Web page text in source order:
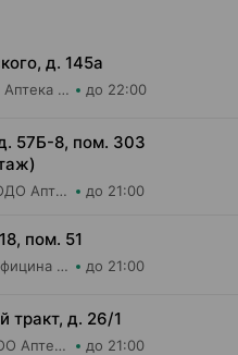
д. 145а
ФармОстров ООО Аптека №9 на Рокоссовского до 22:00
57Б-8, пом. 303
Доминантафарм ОДО Аптека №37 до 21:00
пом. 51
Ремедика Интерофицина Плюс ООО Аптека №26 до 21:00
тракт, д. 26/1
Итера-Мед ИП ООО Аптека №3 до 21:00